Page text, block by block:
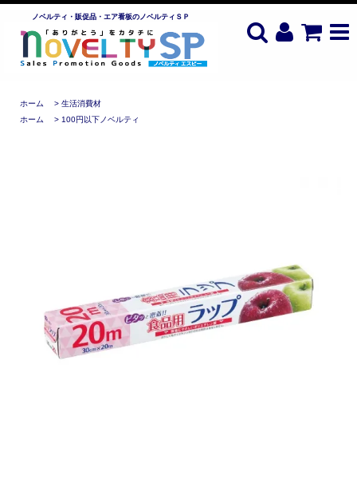
ノベルティ・販促品・エア看板のノベルティＳＰ
ホーム > 生活消費材
ホーム
> 100円以下ノベルティ